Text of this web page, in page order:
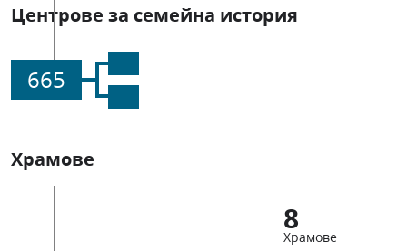
Центрове за семейна история
665
Храмове
8
Храмове